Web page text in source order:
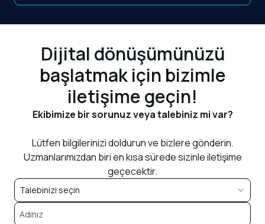
Dijital dönüşümünüzü
başlatmak için bizimle
iletişime geçin!
Ekibimize bir sorunuz veya talebiniz mi var?
Lütfen bilgilerinizi doldurun ve bizlere gönderin.
Uzmanlarımızdan biri en kısa sürede sizinle iletişime
geçecektir.
Talebinizi seçin